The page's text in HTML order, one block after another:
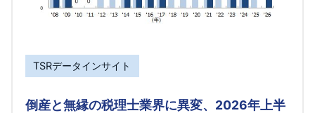
TSRデータインサイト
倒産と無縁の税理士業界に異変、2026年上半